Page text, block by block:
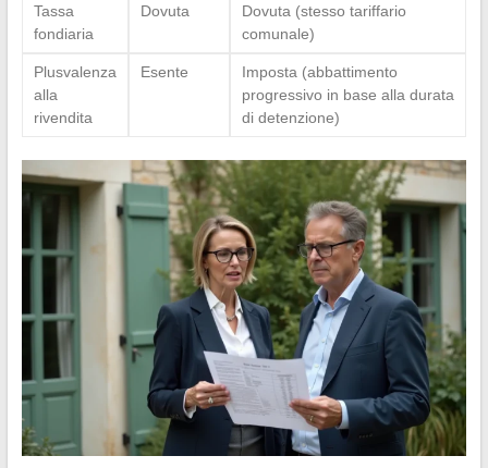
Tassa
fondiaria
Dovuta
Dovuta (stesso tariffario
comunale)
Plusvalenza
alla
rivendita
Esente
Imposta (abbattimento
progressivo in base alla durata
di detenzione)